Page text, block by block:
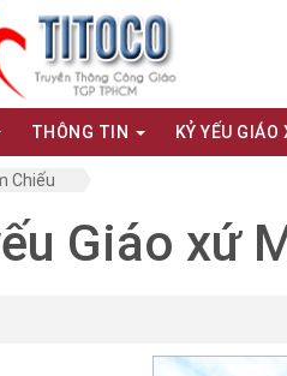
THÔNG TIN KỶ YẾU GIÁO
Chiếu
Giáo xứ